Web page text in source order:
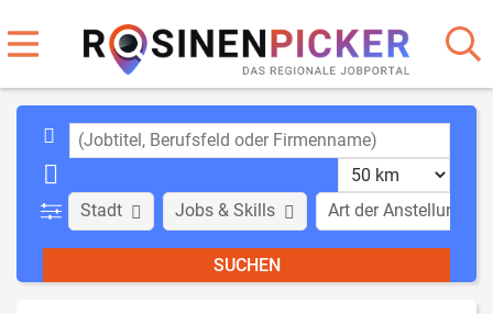
Stadt Art der Anstellung
Jobs & Skills